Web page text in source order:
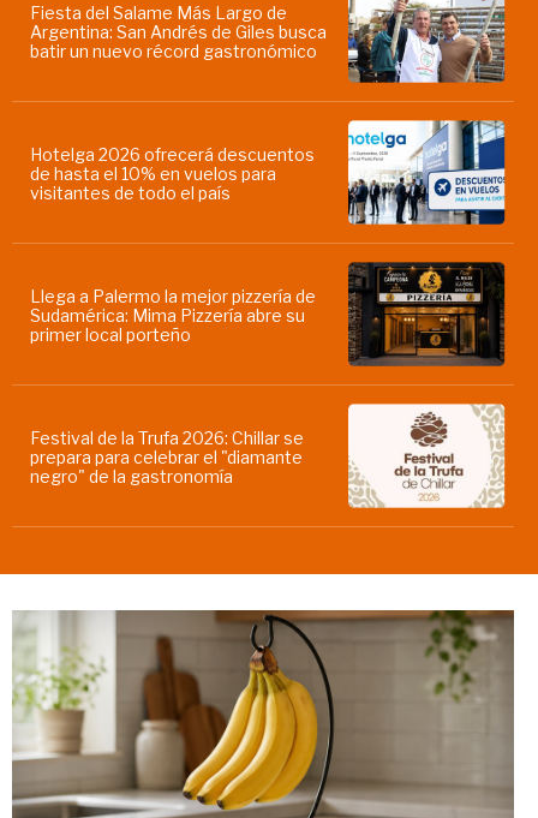
Fiesta del Salame Más Largo de
Argentina: San Andrés de Giles busca
batir un nuevo récord gastronómico
Hotelga 2026 ofrecerá descuentos
de hasta el 10% en vuelos para
visitantes de todo el país
Llega a Palermo la mejor pizzería de
Sudamérica: Mima Pizzería abre su
primer local porteño
Festival de la Trufa 2026: Chillar se
prepara para celebrar el "diamante
negro" de la gastronomía